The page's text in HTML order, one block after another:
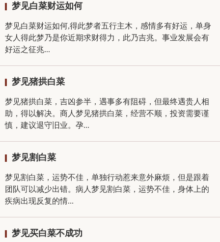
梦见白菜财运如何
梦见白菜财运如何,得此梦者五行主木，感情多有好运，单身
女人得此梦乃是你近期求财得力，此乃吉兆。事业发展会有
好运之征兆...
梦见猪拱白菜
梦见猪拱白菜，吉凶参半，遇事多有阻碍，但最终遇贵人相
助，得以解决。商人梦见猪拱白菜，经营不顺，投资需要谨
慎，建议退守旧业。孕...
梦见割白菜
梦见割白菜，运势不佳，单独行动惹来意外麻烦，但是跟着
团队可以减少出错。病人梦见割白菜，运势不佳，身体上的
疾病出现反复的情...
梦见买白菜不成功